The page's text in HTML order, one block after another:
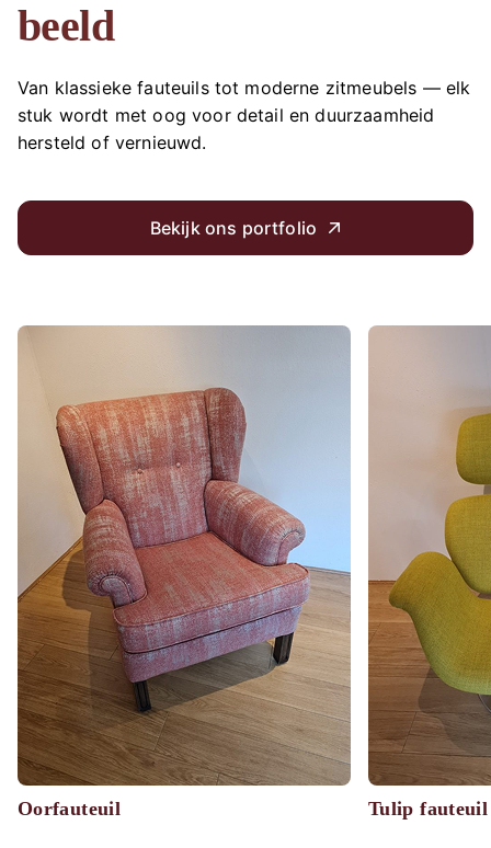
beeld
Van klassieke fauteuils tot moderne zitmeubels — elk
stuk wordt met oog voor detail en duurzaamheid
hersteld of vernieuwd.
Bekijk ons portfolio
Oorfauteuil Tulip